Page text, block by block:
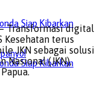
Transformasi digital
Kesehatan terus
JKN sebagai solusi
Nasional (JKN),